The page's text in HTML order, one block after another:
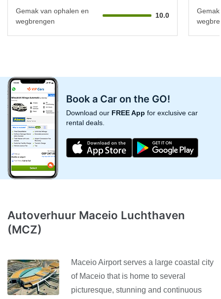
Gemak van ophalen en
wegbrengen
10.0
Book a Car on the GO!
Download our FREE App for exclusive car
rental deals.
Autoverhuur Maceio Luchthaven
(MCZ)
Maceio Airport serves a large coastal city
of Maceio that is home to several
picturesque, stunning and continuous